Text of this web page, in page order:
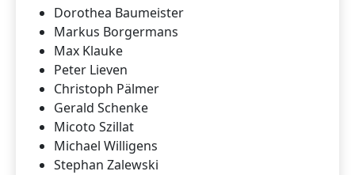
Dorothea Baumeister
Markus Borgermans
Max Klauke
Peter Lieven
Christoph Pälmer
Gerald Schenke
Micoto Szillat
Michael Willigens
Stephan Zalewski